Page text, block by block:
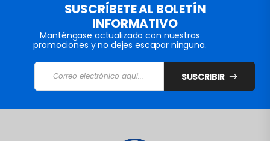
SUSCRÍBETE AL BOLETÍN
INFORMATIVO
Manténgase actualizado con nuestras
promociones y no dejes escapar ninguna.
SUSCRIBIR